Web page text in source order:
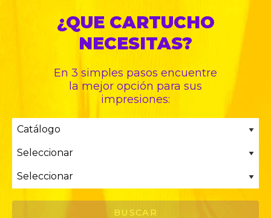
¿QUE CARTUCHO
NECESITAS?
En 3 simples pasos encuentre
la mejor opción para sus
impresiones: